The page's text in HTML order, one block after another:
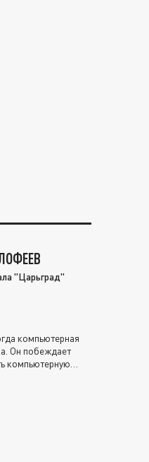
"Царьград"
компьютерная
Он побеждает
компьютерную